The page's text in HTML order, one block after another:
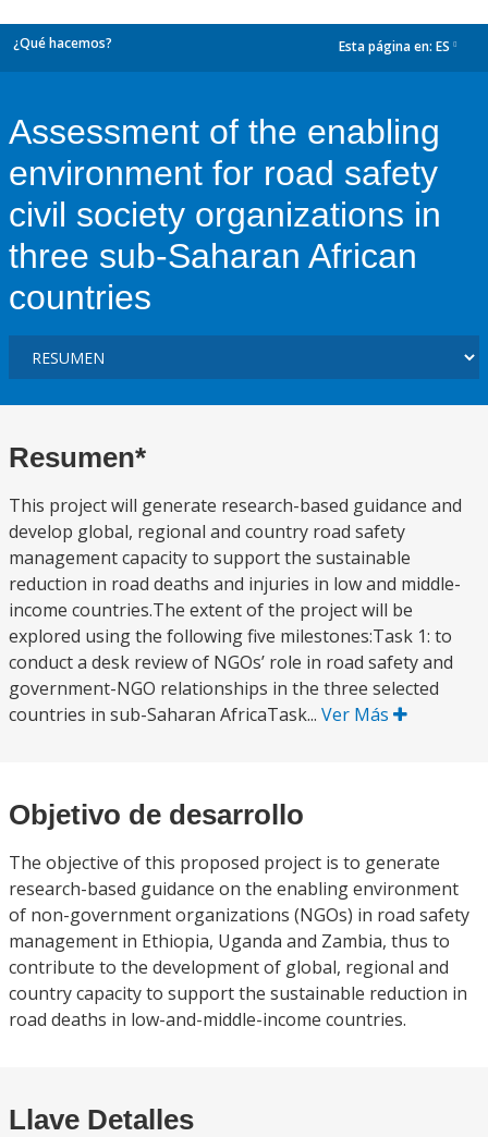
¿Qué hacemos? Esta página en: ES
Assessment of the enabling
environment for road safety
civil society organizations in
three sub-Saharan African
countries
Resumen*
This project will generate research-based guidance and
develop global, regional and country road safety
management capacity to support the sustainable
reduction in road deaths and injuries in low and middle-
income countries.The extent of the project will be
explored using the following five milestones:Task 1: to
conduct a desk review of NGOs’ role in road safety and
government-NGO relationships in the three selected
countries in sub-Saharan AfricaTask... Ver Más
Objetivo de desarrollo
The objective of this proposed project is to generate
research-based guidance on the enabling environment
of non-government organizations (NGOs) in road safety
management in Ethiopia, Uganda and Zambia, thus to
contribute to the development of global, regional and
country capacity to support the sustainable reduction in
road deaths in low-and-middle-income countries.
Llave Detalles